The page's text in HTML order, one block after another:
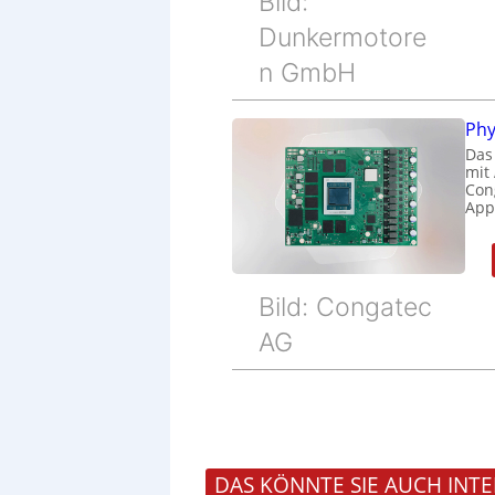
Dunkermotore
n GmbH
Bild: Congatec
AG
mit
DAS KÖNNTE SIE AUCH